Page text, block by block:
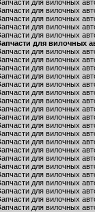
для вилочных
для вилочных
для вилочных
для вилочных
для вилочных
для вилочных
для вилочных
для вилочных
для вилочных
для вилочных
для вилочных
для вилочных
для вилочных
для вилочных
для вилочных
для вилочных
для вилочных
для вилочных
для вилочных
для вилочных
для вилочных
для вилочных
для вилочных
для вилочных
для вилочных
для вилочных